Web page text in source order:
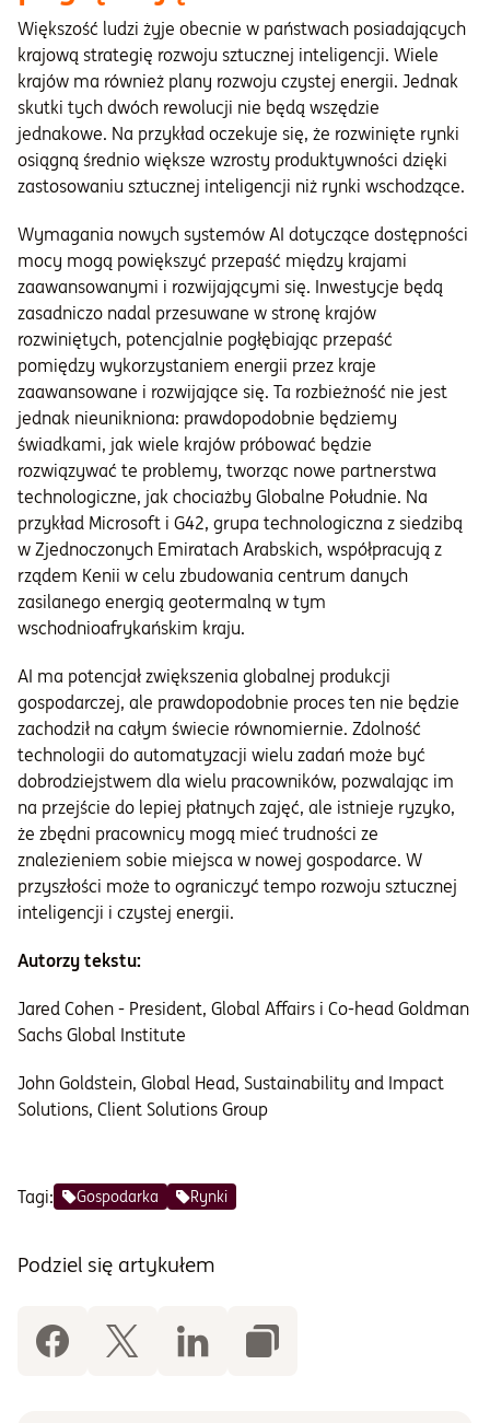
Większość ludzi żyje obecnie w państwach posiadających
krajową strategię rozwoju sztucznej inteligencji. Wiele
krajów ma również plany rozwoju czystej energii. Jednak
skutki tych dwóch rewolucji nie będą wszędzie
jednakowe. Na przykład oczekuje się, że rozwinięte rynki
osiągną średnio większe wzrosty produktywności dzięki
zastosowaniu sztucznej inteligencji niż rynki wschodzące.
Wymagania nowych systemów AI dotyczące dostępności
mocy mogą powiększyć przepaść między krajami
zaawansowanymi i rozwijającymi się. Inwestycje będą
zasadniczo nadal przesuwane w stronę krajów
rozwiniętych, potencjalnie pogłębiając przepaść
pomiędzy wykorzystaniem energii przez kraje
zaawansowane i rozwijające się. Ta rozbieżność nie jest
jednak nieunikniona: prawdopodobnie będziemy
świadkami, jak wiele krajów próbować będzie
rozwiązywać te problemy, tworząc nowe partnerstwa
technologiczne, jak chociażby Globalne Południe. Na
przykład Microsoft i G42, grupa technologiczna z siedzibą
w Zjednoczonych Emiratach Arabskich, współpracują z
rządem Kenii w celu zbudowania centrum danych
zasilanego energią geotermalną w tym
wschodnioafrykańskim kraju.
AI ma potencjał zwiększenia globalnej produkcji
gospodarczej, ale prawdopodobnie proces ten nie będzie
zachodził na całym świecie równomiernie. Zdolność
technologii do automatyzacji wielu zadań może być
dobrodziejstwem dla wielu pracowników, pozwalając im
na przejście do lepiej płatnych zajęć, ale istnieje ryzyko,
że zbędni pracownicy mogą mieć trudności ze
znalezieniem sobie miejsca w nowej gospodarce. W
przyszłości może to ograniczyć tempo rozwoju sztucznej
inteligencji i czystej energii.
Autorzy tekstu:
Jared Cohen - President, Global Affairs i Co-head Goldman
Sachs Global Institute
John Goldstein, Global Head, Sustainability and Impact
Solutions, Client Solutions Group
Tagi: Gospodarka Rynki
Podziel się artykułem